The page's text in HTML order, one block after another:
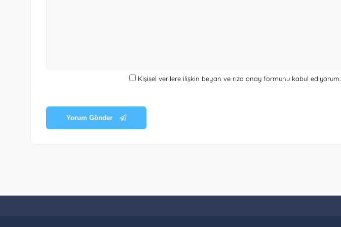
Kişisel verilere ilişkin beyan ve rıza onay formunukabul ediyorum.
Yorum Gönder